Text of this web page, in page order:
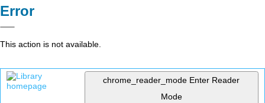
Error
This action is not available.
chrome_reader_mode Enter Reader
Mode